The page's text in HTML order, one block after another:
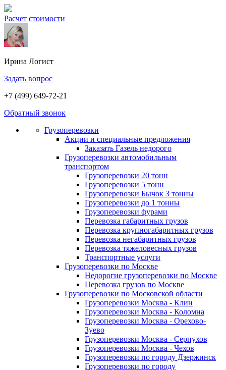
Расчет стоимости
Ирина Логист
Задать вопрос
+7 (499) 649-72-21
Обратный звонок
Грузоперевозки
Акции и специальные предложения
Заказать Газель недорого
Грузоперевозки автомобильным
транспортом
Грузоперевозки 20 тонн
Грузоперевозки 5 тонн
Грузоперевозки Бычок 3 тонны
Грузоперевозки до 1 тонны
Грузоперевозки фурами
Перевозка габаритных грузов
Перевозка крупногабаритных грузов
Перевозка негабаритных грузов
Перевозка тяжеловесных грузов
Транспортные услуги
Грузоперевозки по Москве
Недорогие грузоперевозки по Москве
Перевозка грузов по Москве
Грузоперевозки по Московской области
Грузоперевозки Москва - Клин
Грузоперевозки Москва - Коломна
Грузоперевозки Москва - Орехово-
Зуево
Грузоперевозки Москва - Серпухов
Грузоперевозки Москва - Чехов
Грузоперевозки по городу Дзержинск
Грузоперевозки по городу